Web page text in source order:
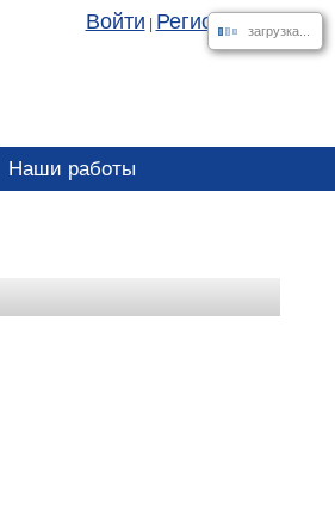
Войти Регистрация
Наши работы
загрузка...